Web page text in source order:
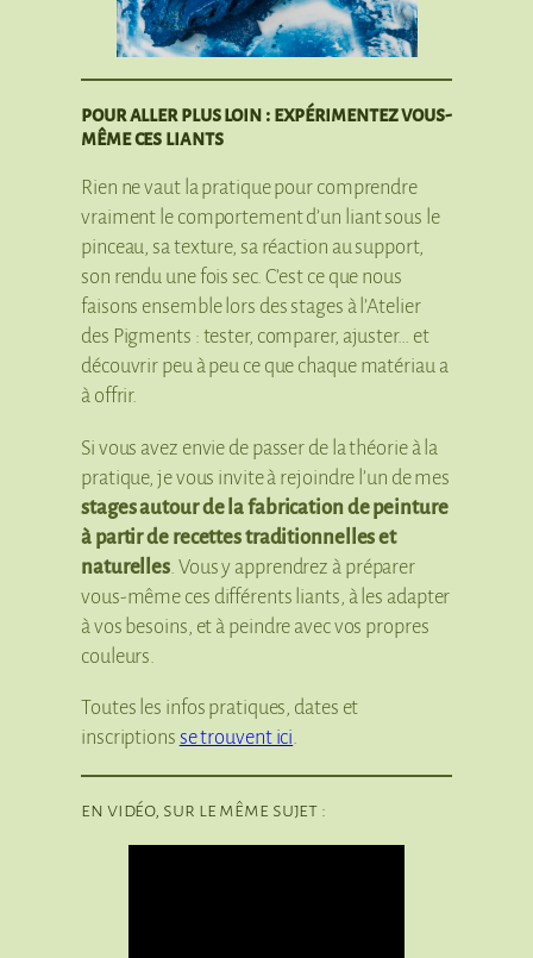
pour aller plus loin : expérimentez vous-
même ces liants
Rien ne vaut la pratique pour comprendre
vraiment le comportement d’un liant sous le
pinceau, sa texture, sa réaction au support,
son rendu une fois sec. C’est ce que nous
faisons ensemble lors des stages à l’Atelier
des Pigments : tester, comparer, ajuster… et
découvrir peu à peu ce que chaque matériau a
à offrir.
Si vous avez envie de passer de la théorie à la
pratique, je vous invite à rejoindre l’un de mes
stages autour de la fabrication de peinture
à partir de recettes traditionnelles et
naturelles . Vous y apprendrez à préparer
vous-même ces différents liants, à les adapter
à vos besoins, et à peindre avec vos propres
couleurs.
Toutes les infos pratiques, dates et
inscriptions se trouvent ici.
en vidéo, sur le même sujet :